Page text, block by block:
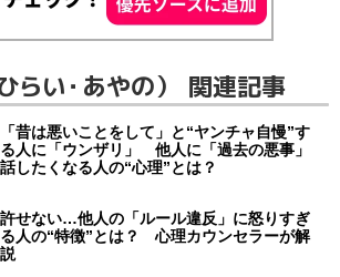
らい・あやの） 関連記事
「昔は悪いことをして」と“ヤンチャ自慢”す
る人に「ウンザリ」 他人に「過去の悪事」
話したくなる人の“心理”とは？
許せない…他人の「ルール違反」に怒りすぎ
る人の“特徴”とは？ 心理カウンセラーが解
説